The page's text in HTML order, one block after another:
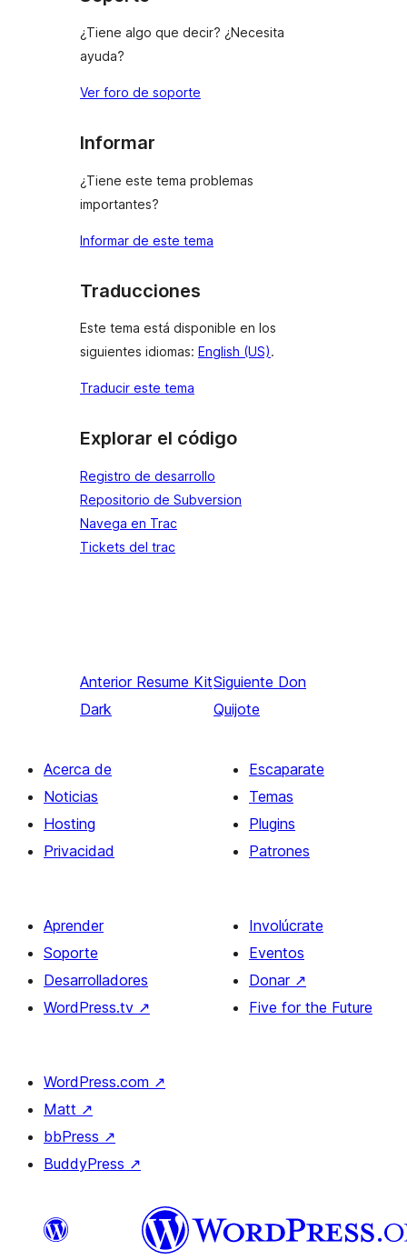
¿Tiene algo que decir? ¿Necesita
ayuda?
Ver foro de soporte
Informar
¿Tiene este tema problemas
importantes?
Informar de este tema
Traducciones
Este tema está disponible en los
siguientes idiomas: English (US).
Traducir este tema
Explorar el código
Registro de desarrollo
Repositorio de Subversion
Navega en Trac
Tickets del trac
Anterior Resume Kit
Dark
Siguiente Don
Quijote
Acerca de
Noticias
Hosting
Privacidad
Escaparate
Temas
Plugins
Patrones
Aprender
Soporte
Desarrolladores
WordPress.tv ↗
Involúcrate
Eventos
Donar ↗
Five for the Future
WordPress.com ↗
Matt ↗
bbPress ↗
BuddyPress ↗